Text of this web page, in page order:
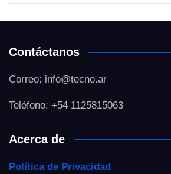
Contáctanos
Correo: info@tecno.ar
Teléfono: +54 1125815063
Acerca de
Política de Privacidad